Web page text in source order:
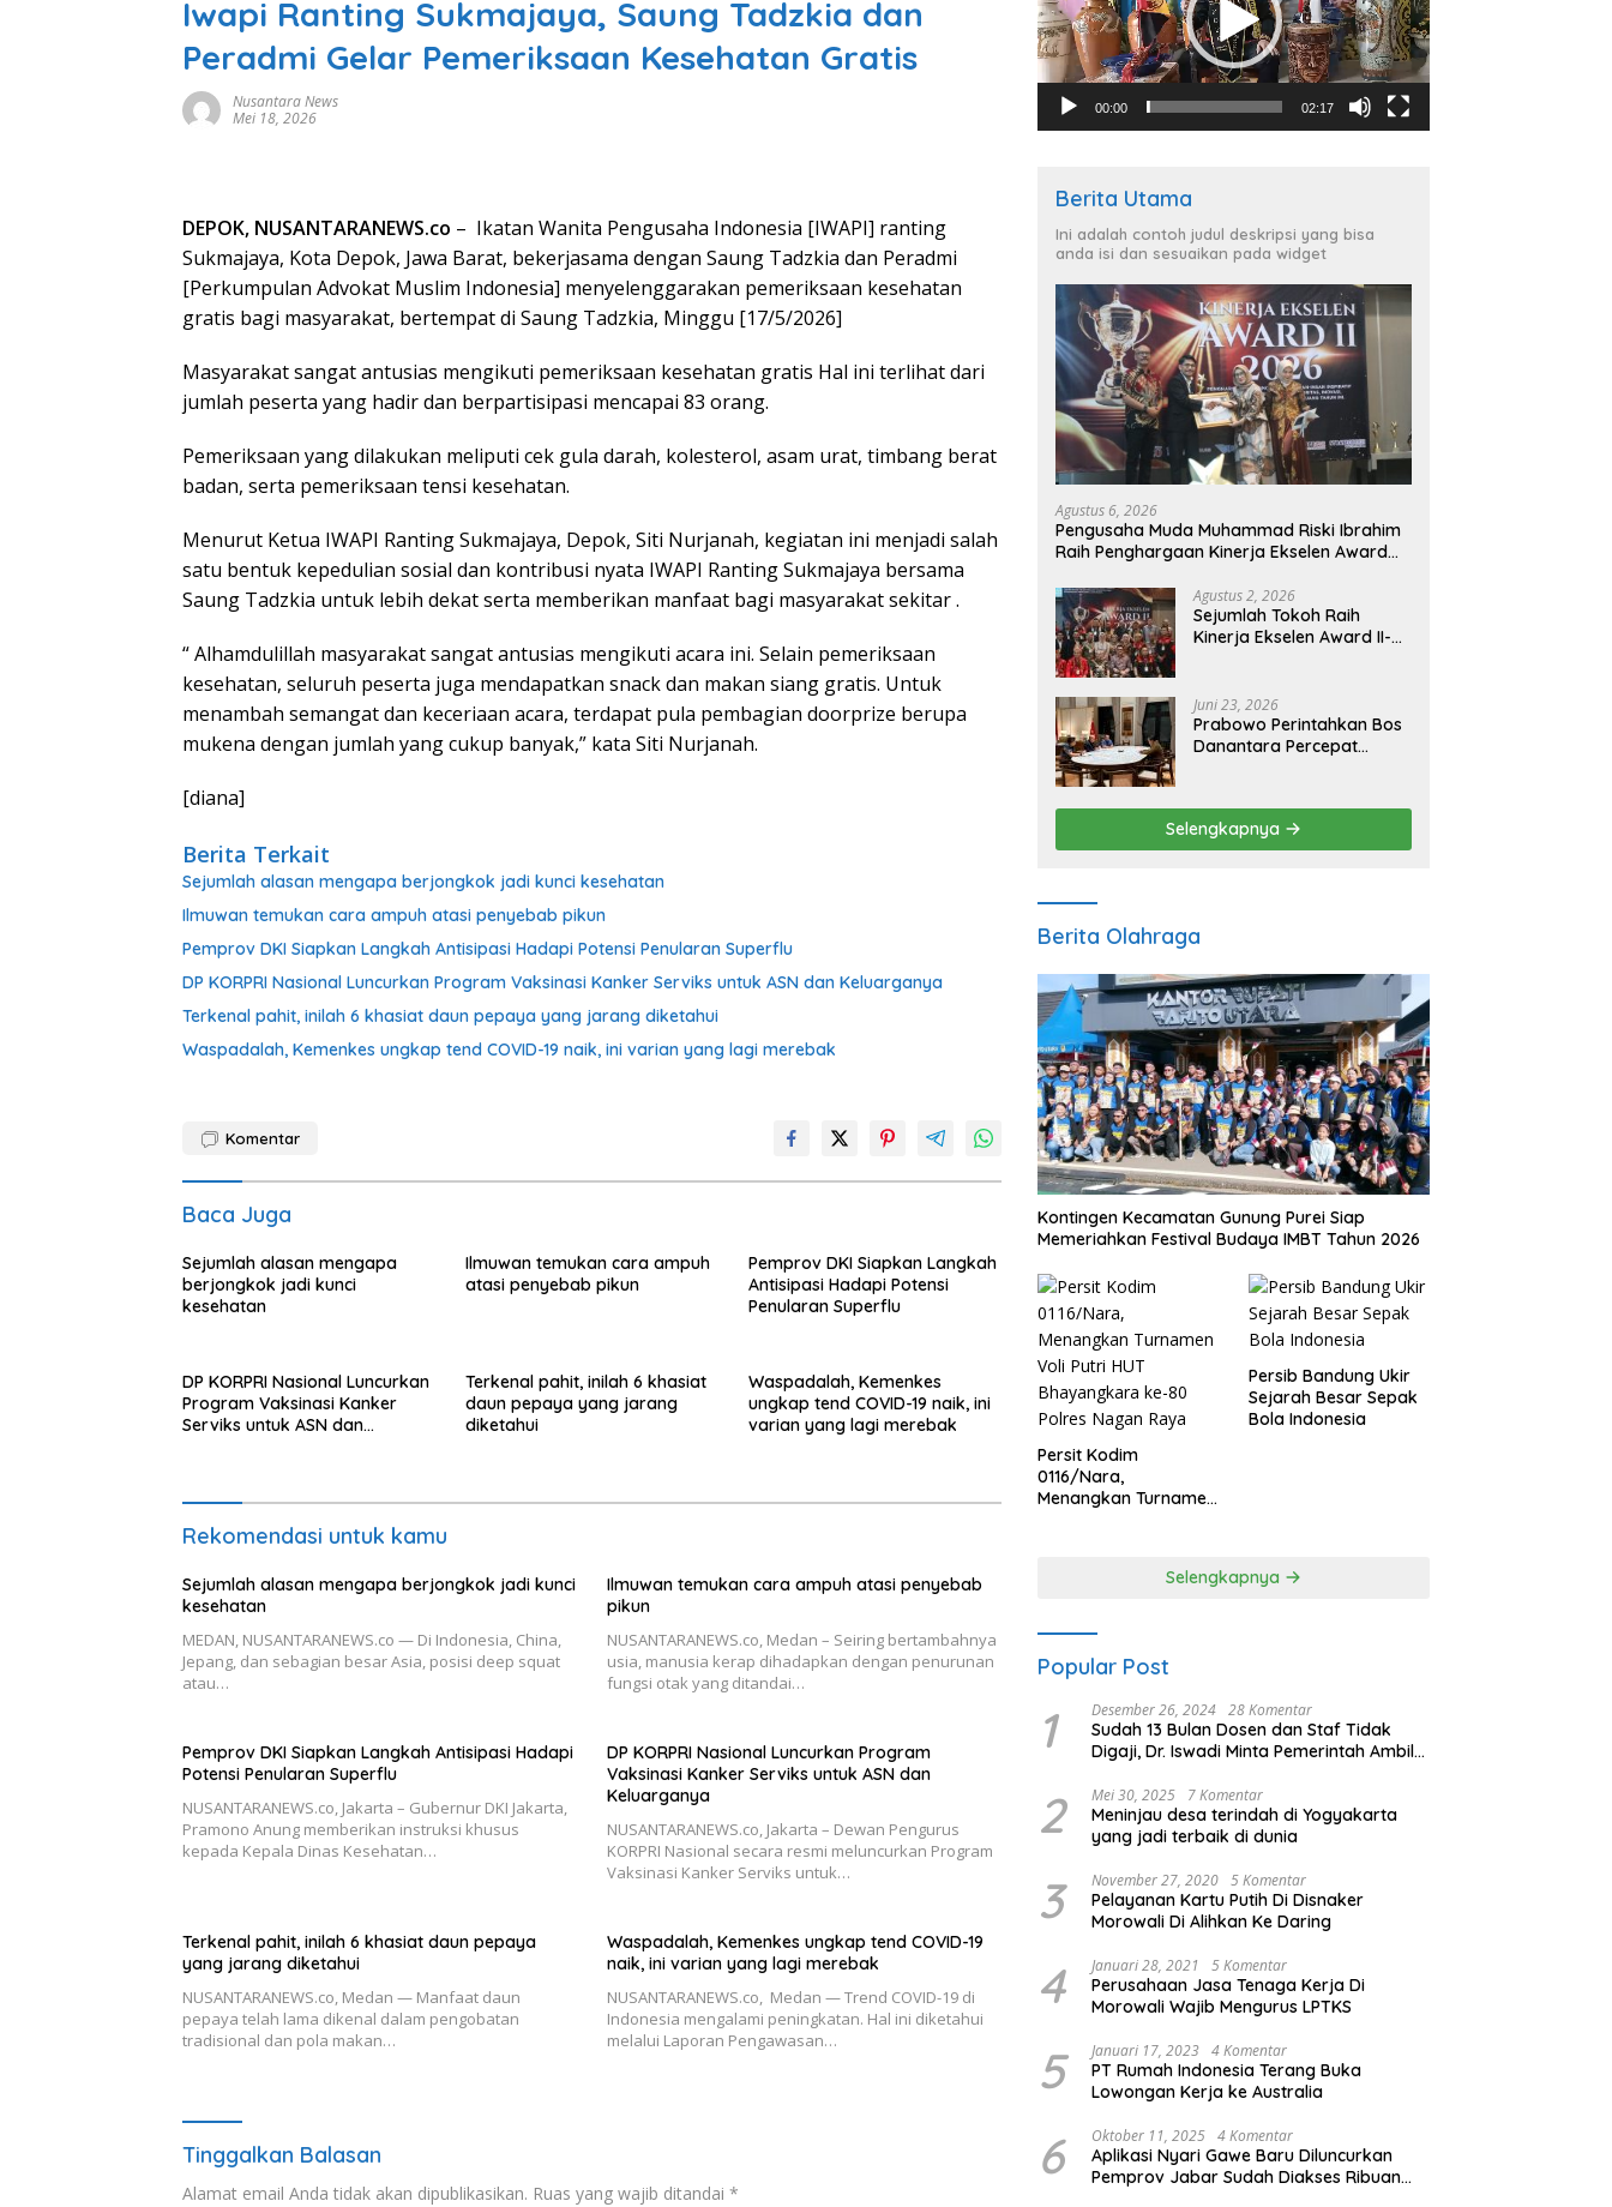
Iwapi Ranting Sukmajaya, Saung Tadzkia dan
Peradmi Gelar Pemeriksaan Kesehatan Gratis
Nusantara News
Mei 18, 2026
DEPOK, NUSANTARANEWS.co – Ikatan Wanita Pengusaha Indonesia [IWAPI] ranting
Sukmajaya, Kota Depok, Jawa Barat, bekerjasama dengan Saung Tadzkia dan Peradmi
[Perkumpulan Advokat Muslim Indonesia] menyelenggarakan pemeriksaan kesehatan
gratis bagi masyarakat, bertempat di Saung Tadzkia, Minggu [17/5/2026]
Masyarakat sangat antusias mengikuti pemeriksaan kesehatan gratis Hal ini terlihat dari
jumlah peserta yang hadir dan berpartisipasi mencapai 83 orang.
Pemeriksaan yang dilakukan meliputi cek gula darah, kolesterol, asam urat, timbang berat
badan, serta pemeriksaan tensi kesehatan.
Menurut Ketua IWAPI Ranting Sukmajaya, Depok, Siti Nurjanah, kegiatan ini menjadi salah
satu bentuk kepedulian sosial dan kontribusi nyata IWAPI Ranting Sukmajaya bersama
Saung Tadzkia untuk lebih dekat serta memberikan manfaat bagi masyarakat sekitar .
“ Alhamdulillah masyarakat sangat antusias mengikuti acara ini. Selain pemeriksaan
kesehatan, seluruh peserta juga mendapatkan snack dan makan siang gratis. Untuk
menambah semangat dan keceriaan acara, terdapat pula pembagian doorprize berupa
mukena dengan jumlah yang cukup banyak,” kata Siti Nurjanah.
[diana]
Berita Terkait
Sejumlah alasan mengapa berjongkok jadi kunci kesehatan
Ilmuwan temukan cara ampuh atasi penyebab pikun
Pemprov DKI Siapkan Langkah Antisipasi Hadapi Potensi Penularan Superflu
DP KORPRI Nasional Luncurkan Program Vaksinasi Kanker Serviks untuk ASN dan Keluarganya
Terkenal pahit, inilah 6 khasiat daun pepaya yang jarang diketahui
Waspadalah, Kemenkes ungkap tend COVID-19 naik, ini varian yang lagi merebak
Komentar
Baca Juga
Sejumlah alasan mengapa
berjongkok jadi kunci
kesehatan
Ilmuwan temukan cara ampuh
atasi penyebab pikun
Pemprov DKI Siapkan Langkah
Antisipasi Hadapi Potensi
Penularan Superflu
DP KORPRI Nasional Luncurkan
Program Vaksinasi Kanker
Serviks untuk ASN dan
Terkenal pahit, inilah 6 khasiat
daun pepaya yang jarang
diketahui
Waspadalah, Kemenkes
ungkap tend COVID-19 naik, ini
varian yang lagi merebak
Rekomendasi untuk kamu
Sejumlah alasan mengapa berjongkok jadi kunci
kesehatan
MEDAN, NUSANTARANEWS.co — Di Indonesia, China,
Jepang, dan sebagian besar Asia, posisi deep squat
atau…
Ilmuwan temukan cara ampuh atasi penyebab
pikun
NUSANTARANEWS.co, Medan – Seiring bertambahnya
usia, manusia kerap dihadapkan dengan penurunan
fungsi otak yang ditandai…
Pemprov DKI Siapkan Langkah Antisipasi Hadapi
Potensi Penularan Superflu
NUSANTARANEWS.co, Jakarta – Gubernur DKI Jakarta,
Pramono Anung memberikan instruksi khusus
kepada Kepala Dinas Kesehatan…
DP KORPRI Nasional Luncurkan Program
Vaksinasi Kanker Serviks untuk ASN dan
Keluarganya
NUSANTARANEWS.co, Jakarta – Dewan Pengurus
KORPRI Nasional secara resmi meluncurkan Program
Vaksinasi Kanker Serviks untuk…
Terkenal pahit, inilah 6 khasiat daun pepaya
yang jarang diketahui
NUSANTARANEWS.co, Medan — Manfaat daun
pepaya telah lama dikenal dalam pengobatan
tradisional dan pola makan…
Waspadalah, Kemenkes ungkap tend COVID-19
naik, ini varian yang lagi merebak
NUSANTARANEWS.co, Medan — Trend COVID-19 di
Indonesia mengalami peningkatan. Hal ini diketahui
melalui Laporan Pengawasan…
Tinggalkan Balasan
Alamat email Anda tidak akan dipublikasikan. Ruas yang wajib ditandai *
00:00 02:17
Berita Utama
Ini adalah contoh judul deskripsi yang bisa
anda isi dan sesuaikan pada widget
Agustus 6, 2026
Pengusaha Muda Muhammad Riski Ibrahim
Raih Penghargaan Kinerja Ekselen Award
Agustus 2, 2026
Sejumlah Tokoh Raih
Kinerja Ekselen Award II-
Juni 23, 2026
Prabowo Perintahkan Bos
Danantara Percepat
Ekonomi Baru
Selengkapnya
Berita Olahraga
Kontingen Kecamatan Gunung Purei Siap
Memeriahkan Festival Budaya IMBT Tahun 2026
Persit Kodim
0116/Nara,
Menangkan Turnamen
Persib Bandung Ukir
Sejarah Besar Sepak
Bola Indonesia
Selengkapnya
Popular Post
1 Desember 26, 2024 28 Komentar
Sudah 13 Bulan Dosen dan Staf Tidak
Digaji, Dr. Iswadi Minta Pemerintah Ambil
2 Mei 30, 2025 7 Komentar
Meninjau desa terindah di Yogyakarta
yang jadi terbaik di dunia
3 November 27, 2020 5 Komentar
Pelayanan Kartu Putih Di Disnaker
Morowali Di Alihkan Ke Daring
4 Januari 28, 2021 5 Komentar
Perusahaan Jasa Tenaga Kerja Di
Morowali Wajib Mengurus LPTKS
5 Januari 17, 2023 4 Komentar
PT Rumah Indonesia Terang Buka
Lowongan Kerja ke Australia
6 Oktober 11, 2025 4 Komentar
Aplikasi Nyari Gawe Baru Diluncurkan
Pemprov Jabar Sudah Diakses Ribuan